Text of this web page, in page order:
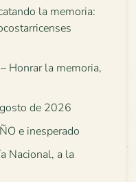
la memoria:
Honrar la memoria,
de 2026
e inesperado
Nacional, a la